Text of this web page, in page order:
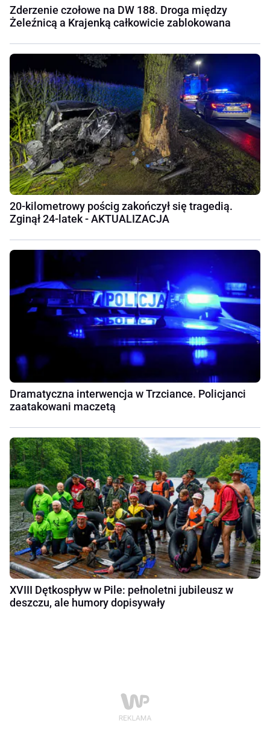
Zderzenie czołowe na DW 188. Droga między
Żeleźnicą a Krajenką całkowicie zablokowana
20-kilometrowy pościg zakończył się tragedią.
Zginął 24-latek - AKTUALIZACJA
Dramatyczna interwencja w Trzciance. Policjanci
zaatakowani maczetą
XVIII Dętkospływ w Pile: pełnoletni jubileusz w
deszczu, ale humory dopisywały